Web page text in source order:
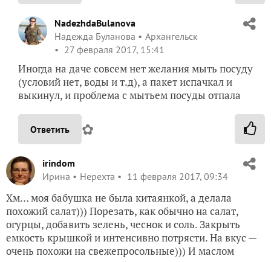
NadezhdaBulanova
Надежда Буланова
Архангельск
27 февраля 2017, 15:41
Иногда на даче совсем нет желания мыть посуду
(условий нет, воды и т.д), а пакет испачкал и
выкинул, и проблема с мытьем посуды отпала
Ответить ✿
irindom
Ирина
Нерехта 11 февраля 2017, 09:34
Хм… моя бабушка не была китаянкой, а делала
похожий салат))) Порезать, как обычно на салат,
огурцы, добавить зелень, чеснок и соль. Закрыть
емкость крышкой и интенсивно потрясти. На вкус —
очень похожи на свежепросольные))) И маслом